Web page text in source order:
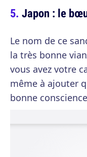
Japon : le
Le nom de ce
la très bonne
vous avez votre
même à ajouter
bonne